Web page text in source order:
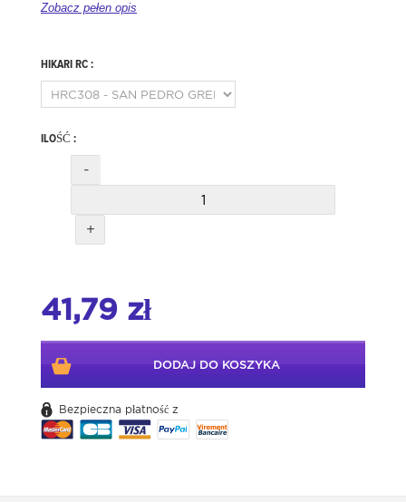
Zobacz pełen opis
HIKARI RC :
ILOŚĆ :
-
+
41,79 zł
DODAJ DO KOSZYKA
Bezpieczna płatność z